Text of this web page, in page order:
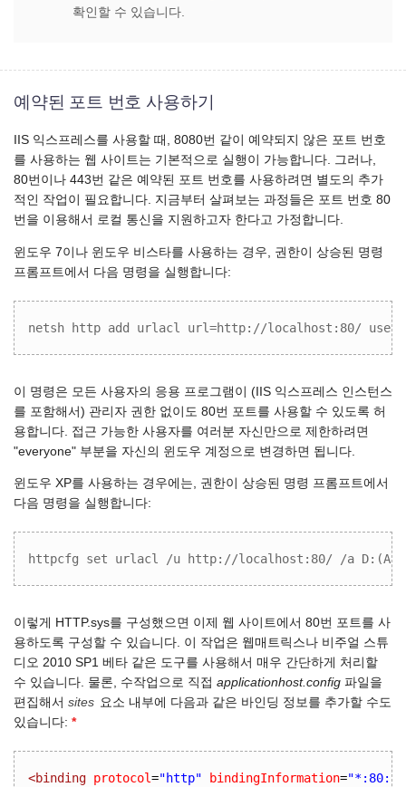
확인할 수 있습니다.
예약된 포트 번호 사용하기
IIS 익스프레스를 사용할 때, 8080번 같이 예약되지 않은 포트 번호
를 사용하는 웹 사이트는 기본적으로 실행이 가능합니다. 그러나,
80번이나 443번 같은 예약된 포트 번호를 사용하려면 별도의 추가
적인 작업이 필요합니다. 지금부터 살펴보는 과정들은 포트 번호 80
번을 이용해서 로컬 통신을 지원하고자 한다고 가정합니다.
윈도우 7이나 윈도우 비스타를 사용하는 경우, 권한이 상승된 명령
프롬프트에서 다음 명령을 실행합니다:
netsh http add urlacl url=http://localhost:80/
이 명령은 모든 사용자의 응용 프로그램이 (IIS 익스프레스 인스턴스
를 포함해서) 관리자 권한 없이도 80번 포트를 사용할 수 있도록 허
용합니다. 접근 가능한 사용자를 여러분 자신만으로 제한하려면
"everyone" 부분을 자신의 윈도우 계정으로 변경하면 됩니다.
윈도우 XP를 사용하는 경우에는, 권한이 상승된 명령 프롬프트에서
다음 명령을 실행합니다:
httpcfg set urlacl /u http://localhost:80/ /a
이렇게 HTTP.sys를 구성했으면 이제 웹 사이트에서 80번 포트를 사
용하도록 구성할 수 있습니다. 이 작업은 웹매트릭스나 비주얼 스튜
디오 2010 SP1 베타 같은 도구를 사용해서 매우 간단하게 처리할
수 있습니다. 물론, 수작업으로 직접 applicationhost.config 파일을
편집해서 sites 요소 내부에 다음과 같은 바인딩 정보를 추가할 수도
있습니다: *
<binding protocol="http" bindingInformation=